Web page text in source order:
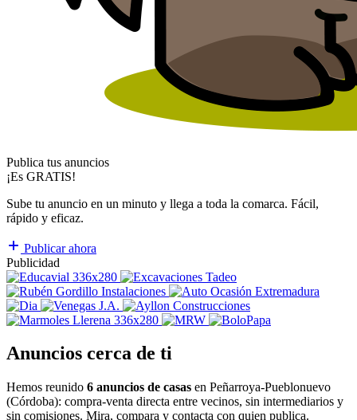
Publica tus anuncios
¡Es GRATIS!
Sube tu anuncio en un minuto y llega a toda la comarca. Fácil,
rápido y eficaz.
Publicar ahora
Publicidad
Anuncios cerca de ti
Hemos reunido 6 anuncios de casas en Peñarroya-Pueblonuevo
(Córdoba): compra-venta directa entre vecinos, sin intermediarios y
sin comisiones. Mira, compara y contacta con quien publica.